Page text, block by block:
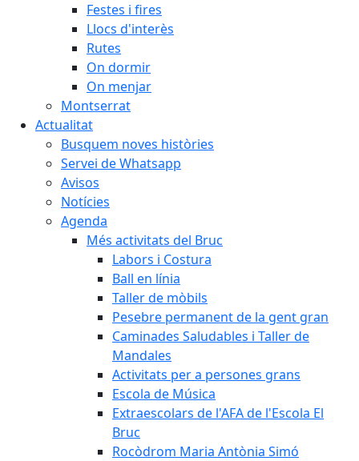
Festes i fires
Llocs d'interès
Rutes
On dormir
On menjar
Montserrat
Actualitat
Busquem noves històries
Servei de Whatsapp
Avisos
Notícies
Agenda
Més activitats del Bruc
Labors i Costura
Ball en línia
Taller de mòbils
Pesebre permanent de la gent gran
Caminades Saludables i Taller de
Mandales
Activitats per a persones grans
Escola de Música
Extraescolars de l'AFA de l'Escola El
Bruc
Rocòdrom Maria Antònia Simó